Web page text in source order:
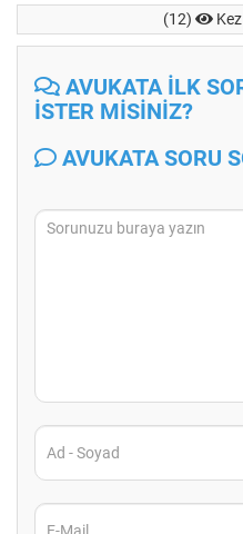
(12) Kez
AVUKATA İLK
İSTER MİSİNİZ?
AVUKATA SORU